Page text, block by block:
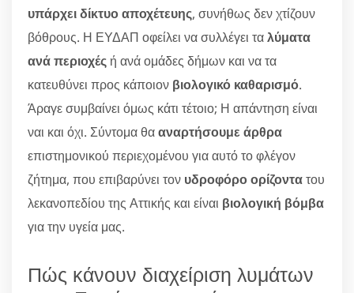
υπάρχει δίκτυο αποχέτευης, συνήθως δεν χτίζουν
βόθρους. Η ΕΥΔΑΠ οφείλει να συλλέγει ταλύματα
ανά περιοχές ή ανά ομάδες δήμων και να τα
κατευθύνει προς κάποιον βιολογικό καθαρισμό.
Άραγε συμβαίνει όμως κάτι τέτοιο; Η απάντηση είναι
ναι και όχι. Σύντομα θααναρτήσουμε άρθρα
επιστημονικού περιεχομένου για αυτό το φλέγον
ζήτημα, που επιβαρύνει τον υδροφόρο ορίζοντατου
λεκανοπεδίου της Αττικής και είναι βιολογική βόμβα
για την υγεία μας.
Πώς κάνουν διαχείριση λυμάτων